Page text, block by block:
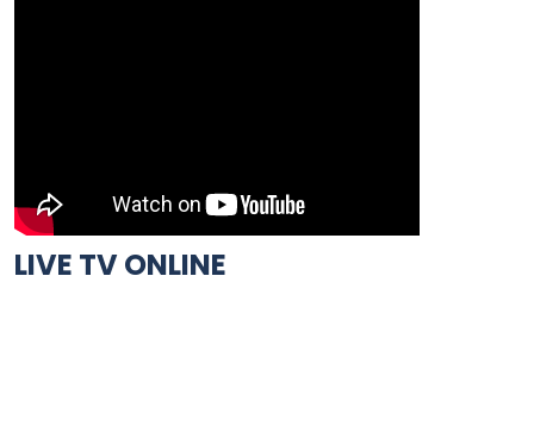
LIVE TV ONLINE